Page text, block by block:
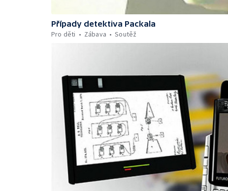
Případy detektiva Packala
Pro děti
Zábava Soutěž